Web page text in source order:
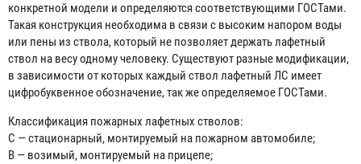
конкретной модели и определяются соответствующими ГОСТами.
Такая конструкция необходима в связи с высоким напором воды
или пены из ствола, который не позволяет держать лафетный
ствол на весу одному человеку. Существуют разные модификации,
в зависимости от которых каждый ствол лафетный ЛС имеет
цифробуквенное обозначение, так же определяемое ГОСТами.
Классификация пожарных лафетных стволов:
С — стационарный, монтируемый на пожарном автомобиле;
В — возимый, монтируемый на прицепе;